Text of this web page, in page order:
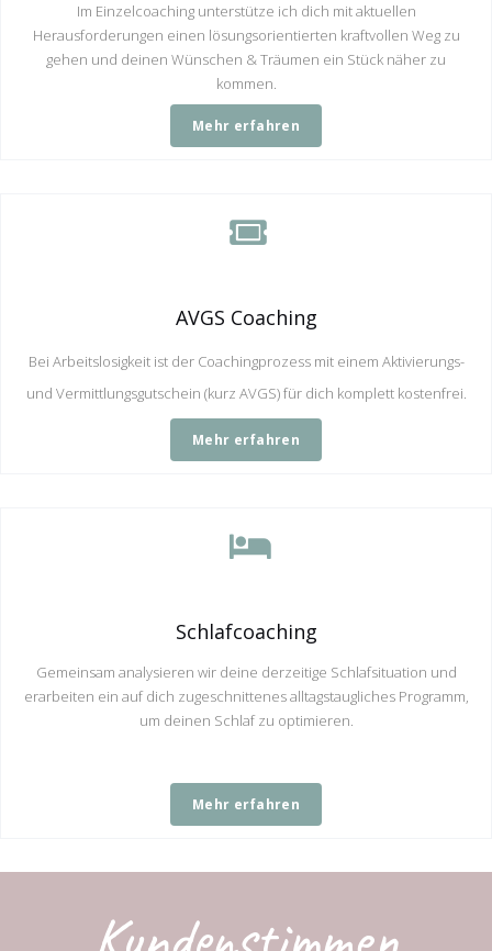
Im Einzelcoaching unterstütze ich dich mit aktuellen
Herausforderungen einen lösungsorientierten kraftvollen Weg zu
gehen und deinen Wünschen & Träumen ein Stück näher zu
kommen.
Mehr erfahren
AVGS Coaching
Bei Arbeitslosigkeit ist der Coachingprozess mit einem Aktivierungs-
und Vermittlungsgutschein (kurz AVGS) für dich komplett kostenfrei.
Mehr erfahren
Schlafcoaching
Gemeinsam analysieren wir deine derzeitige Schlafsituation und
erarbeiten ein auf dich zugeschnittenes alltagstaugliches Programm,
um deinen Schlaf zu optimieren.
Mehr erfahren